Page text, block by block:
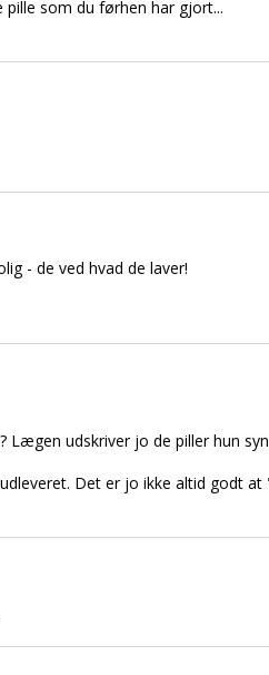
som du førhen har gjort...
- de ved hvad de laver!
udskriver jo de piller hun
Det er jo ikke altid godt